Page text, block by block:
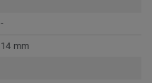
-
14 mm